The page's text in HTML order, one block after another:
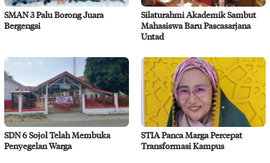
SMAN 3 Palu Borong Juara
Bergengsi
Silaturahmi Akademik Sambut
Mahasiswa Baru Pascasarjana
Untad
SDN 6 Sojol Telah Membuka
Penyegelan Warga
STIA Panca Marga Percepat
Transformasi Kampus